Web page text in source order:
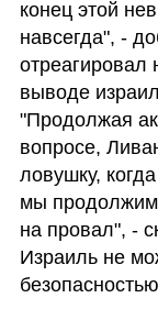
конец этой
навсегда", -
отреагировал
выводе
"Продолжая
вопросе,
ловушку,
мы продолжим
на провал", -
Израиль не